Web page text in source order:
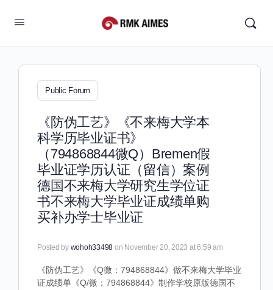
Public Forum
《防伪工艺》《不来梅大学本
科学历毕业证书》
（794868844微Q）Bremen假
毕业证学历认证（留信）案例
德国不来梅大学研究生学位证
书不来梅大学毕业证成绩单购
买补办学士毕业证
Posted by wohoh33498 on November 20, 2023 at 6:59 am
《防伪工艺》《Q微：794868844》做不来梅大学毕业
证成绩单《Q/微：794868844》制作学校原版德国不